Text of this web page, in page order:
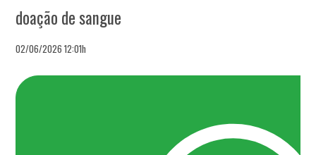
doação de sangue
02/06/2026 12:01h